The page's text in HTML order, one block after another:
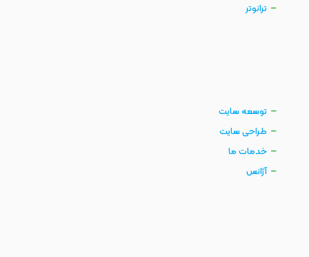
ترانوتر
توسعه سایت
طراحی سایت
خدمات ما
آژانس